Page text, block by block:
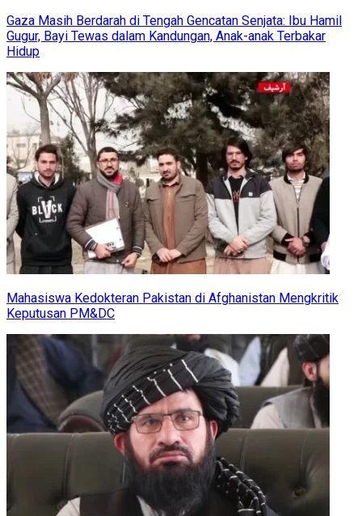
Gaza Masih Berdarah di Tengah Gencatan Senjata: Ibu Hamil
Gugur, Bayi Tewas dalam Kandungan, Anak-anak Terbakar
Hidup
Mahasiswa Kedokteran Pakistan di Afghanistan Mengkritik
Keputusan PM&DC